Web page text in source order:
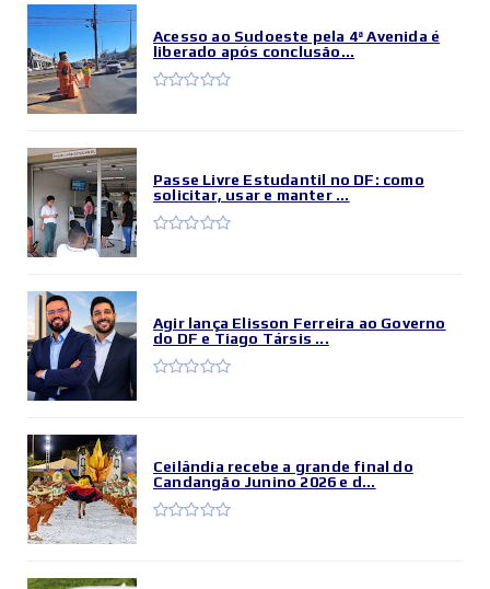
Acesso ao Sudoeste pela 4ª Avenida é
liberado após conclusão...
Passe Livre Estudantil no DF: como
solicitar, usar e manter ...
Agir lança Elisson Ferreira ao Governo
do DF e Tiago Társis ...
Ceilândia recebe a grande final do
Candangão Junino 2026 e d...